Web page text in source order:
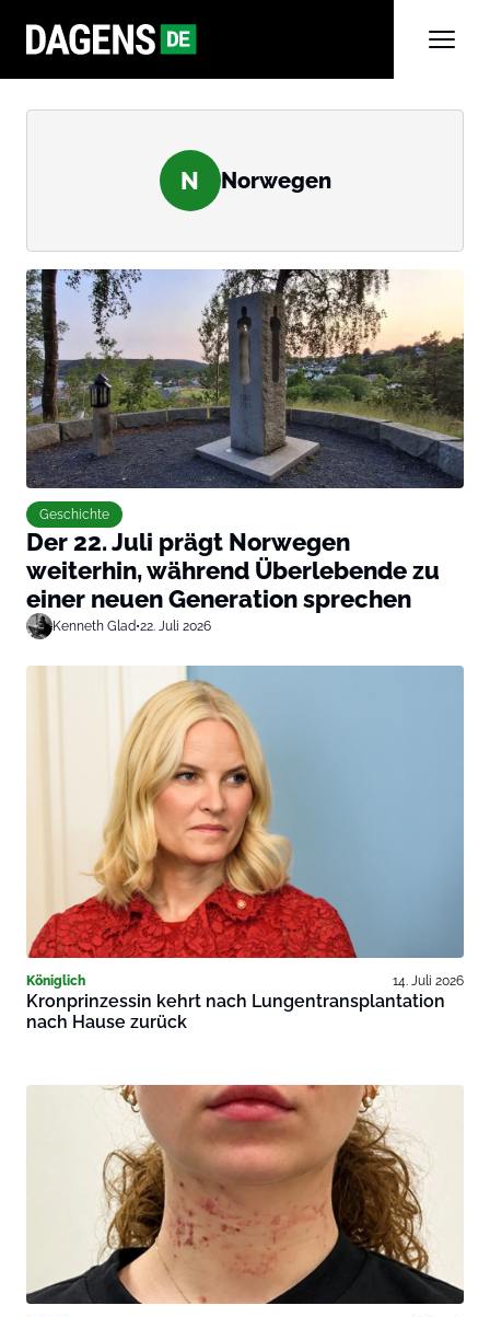
N Norwegen
Geschichte
Der 22. Juli prägt Norwegen
weiterhin, während Überlebende zu
einer neuen Generation sprechen
Kenneth Glad•22. Juli 2026
Königlich 14. Juli 2026
Kronprinzessin kehrt nach Lungentransplantation
nach Hause zurück